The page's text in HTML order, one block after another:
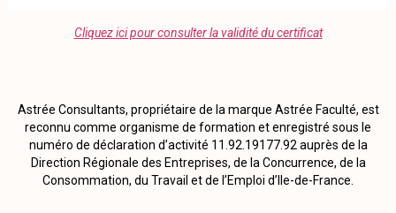
Cliquez ici pour consulter la validité du certificat
Astrée Consultants, propriétaire de la marque Astrée Faculté, est
reconnu comme organisme de formation et enregistré sous le
numéro de déclaration d’activité 11.92.19177.92 auprès de la
Direction Régionale des Entreprises, de la Concurrence, de la
Consommation, du Travail et de l’Emploi d’Ile-de-France.